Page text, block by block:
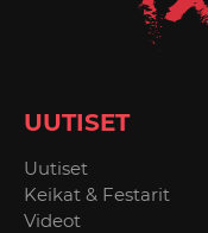
UUTISET
Uutiset
Keikat & Festarit
Videot